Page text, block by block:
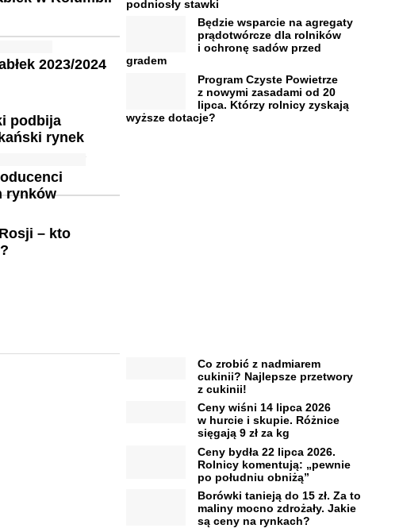
2023/2024
podbija
rynek
rynków
– kto
podniosły stawki
Będzie wsparcie na agregaty
prądotwórcze dla rolników
i ochronę sadów przed
gradem
Program Czyste Powietrze
z nowymi zasadami od 20
lipca. Którzy rolnicy zyskają
wyższe dotacje?
Co zrobić z nadmiarem
cukinii? Najlepsze przetwory
z cukinii!
Ceny wiśni 14 lipca 2026
w hurcie i skupie. Różnice
sięgają 9 zł za kg
Ceny bydła 22 lipca 2026.
Rolnicy komentują: „pewnie
po południu obniżą”
Borówki tanieją do 15 zł. Za to
maliny mocno zdrożały. Jakie
są ceny na rynkach?